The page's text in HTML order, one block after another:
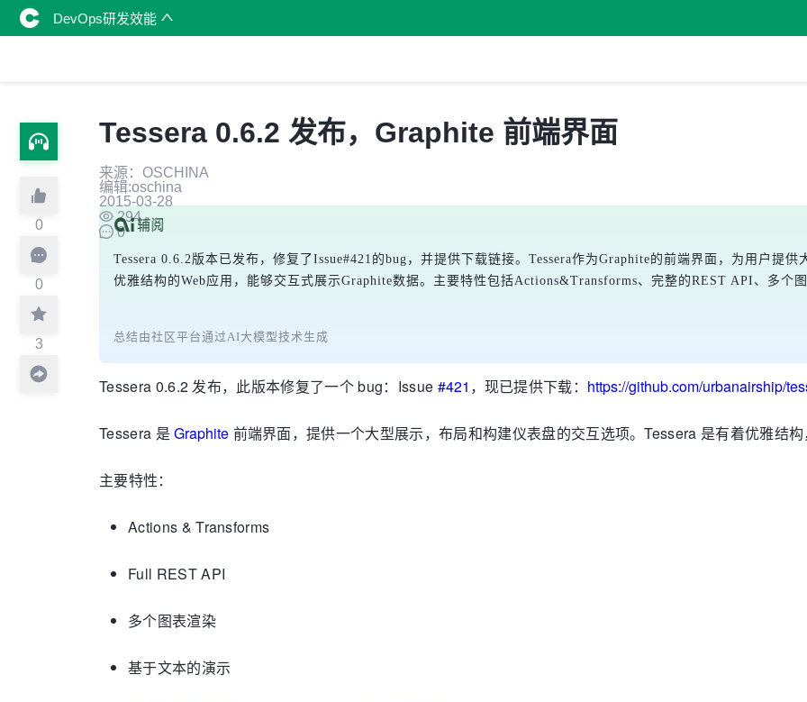
DevOps研发效能
0
0
3
Tessera 0.6.2 发布，Graphite 前端界面
来源：OSCHINA
编辑:oschina
2015-03-28
294
0
Tessera 0.6.2版本已发布，修复了Issue#421的bug，并提供下载链接。Tessera作为Graphite的前端界面，为用户提
优雅结构的Web应用，能够交互式展示Graphite数据。主要特性包括Actions&Transforms、完整的REST API、多个
总结由社区平台通过AI大模型技术生成
Tessera 0.6.2 发布，此版本修复了一个 bug：Issue #421 ，现已提供下载： https://github.com/urbanairship/
Tessera 是Graphite 前端界面，提供一个大型展示，布局和构建仪表盘的交互选项。Tessera 是有着优雅结
主要特性：
Actions & Transforms
Full REST API
多个图表渲染
基于文本的演示